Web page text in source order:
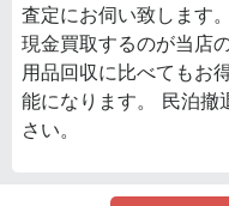
査定にお伺い致します
現金買取するのが当店
用品回収に比べてもお
能になります。 民泊撤
さい。